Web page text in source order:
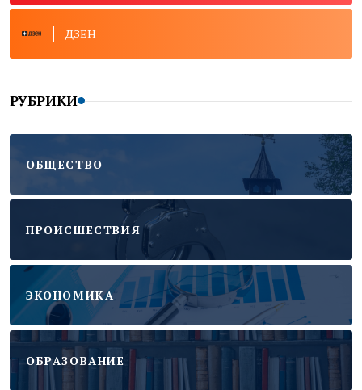
ДЗЕН
РУБРИКИ
ОБЩЕСТВО
ПРОИСШЕСТВИЯ
ЭКОНОМИКА
ОБРАЗОВАНИЕ